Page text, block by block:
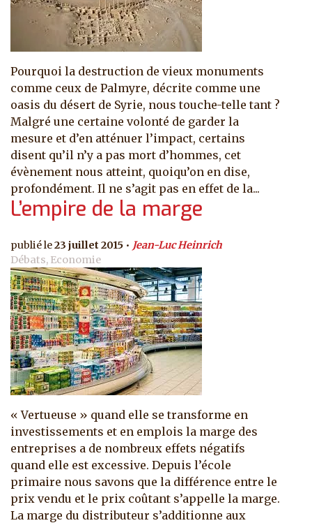
Pourquoi la destruction de vieux monuments
comme ceux de Palmyre, décrite comme une
oasis du désert de Syrie, nous touche-telle tant ?
Malgré une certaine volonté de garder la
mesure et d’en atténuer l’impact, certains
disent qu’il n’y a pas mort d’hommes, cet
évènement nous atteint, quoiqu’on en dise,
profondément. Il ne s’agit pas en effet de la...
L’empire de la marge
23 juillet 2015
Jean-Luc Heinrich
Débats, Economie
« Vertueuse » quand elle se transforme en
investissements et en emplois la marge des
entreprises a de nombreux effets négatifs
quand elle est excessive. Depuis l’école
primaire nous savons que la différence entre le
prix vendu et le prix coûtant s’appelle la marge.
La marge du distributeur s’additionne aux